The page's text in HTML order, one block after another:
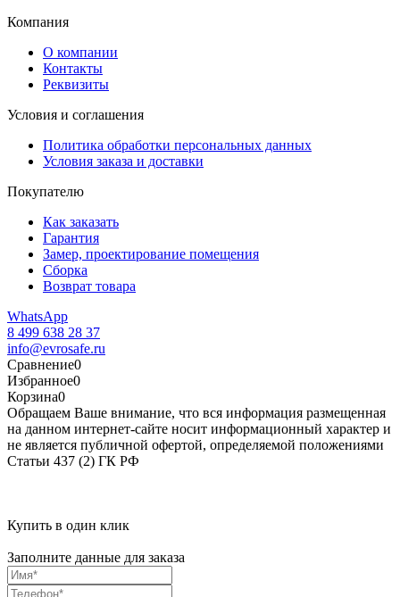
Компания
О компании
Контакты
Реквизиты
Условия и соглашения
Политика обработки персональных данных
Условия заказа и доставки
Покупателю
Как заказать
Гарантия
Замер, проектирование помещения
Сборка
Возврат товара
WhatsApp
8 499 638 28 37
info@evrosafe.ru
Сравнение0
Избранное0
Корзина0
Обращаем Ваше внимание, что вся информация размещенная
на данном интернет-сайте носит информационный характер и
не является публичной офертой, определяемой положениями
Статьи 437 (2) ГК РФ
Купить в один клик
Заполните данные для заказа